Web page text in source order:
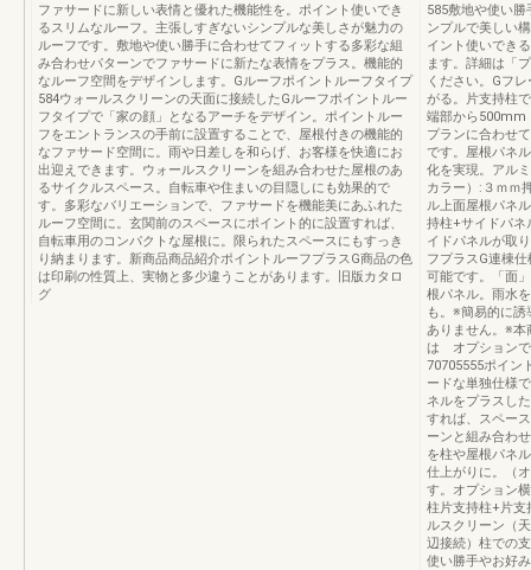
ファサードに新しい表情と優れた機能性を。ポイント使いでき
るスリムなルーフ。主張しすぎないシンプルな美しさが魅力の
ルーフです。敷地や使い勝手に合わせてフィットする多彩な組
み合わせパターンでファサードに新たな表情をプラス。機能的
なルーフ空間をデザインします。Gルーフポイントルーフタイプ
584ウォールスクリーンの天面に接続したGルーフポイントルー
フタイプで「家の顔」となるアーチをデザイン。ポイントルー
フをエントランスの手前に設置することで、屋根付きの機能的
なファサード空間に。雨や日差しを和らげ、お客様を快適にお
出迎えできます。ウォールスクリーンを組み合わせた屋根のあ
るサイクルスペース。自転車や住まいの目隠しにも効果的で
す。多彩なバリエーションで、ファサードを機能美にあふれた
ルーフ空間に。玄関前のスペースにポイント的に設置すれば、
自転車用のコンパクトな屋根に。限られたスペースにもすっき
り納まります。新商品商品紹介ポイントルーフプラスG商品の色
は印刷の性質上、実物と多少違うことがあります。旧版カタロ
グ
585敷地や使い
ンプルで美しい
イント使いでき
ます。詳細は「
ください。Gフ
がる。片支持柱
端部から500mm
プランに合わせ
です。屋根パネ
化を実現。アル
カラー）:３ｍｍ
ル上面屋根パネ
持柱+サイドパネ
イドパネルが取
フプラスG連棟
可能です。「面
根パネル。雨水
も。※簡易的に
ありません。※本
は オプションで
70705555ポイン
ードな単独仕様
ネルをプラスし
すれば、スペー
ーンと組み合わ
を柱や屋根パネ
仕上がりに。（
す。オプション
柱片支持柱+片支
ルスクリーン（
辺接続）柱での
使い勝手やお好